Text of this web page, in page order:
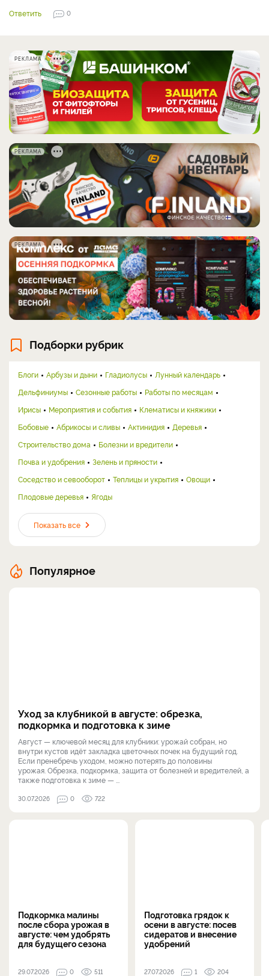
Ответить
0
РЕКЛАМА
РЕКЛАМА
РЕКЛАМА
Подборки рубрик
Блоги Арбузы и дыни Гладиолусы
Лунный календарь
Дельфиниумы
Сезонные работы
Работы по месяцам
Ирисы
Мероприятия и события
Клематисы и княжики
Бобовые
Абрикосы и сливы Актинидия
Деревья
Строительство дома
Болезни и вредители
Почва и удобрения
Зелень и пряности
Соседство и севооборот
Теплицы и укрытия
Овощи
Плодовые деревья
Ягоды
Показать все
Популярное
Уход за клубникой в августе: обрезка,
подкормка и подготовка к зиме
Август — ключевой месяц для клубники: урожай собран, но
внутри кустов идёт закладка цветочных почек на будущий год.
Если пренебречь уходом, можно потерять до половины
урожая. Обрезка, подкормка, защита от болезней и вредителей, а
также подготовка к зиме — ...
30.07.2026 0 722
Подкормка малины
после сбора урожая в
августе: чем удобрять
для будущего сезона
29.07.2026 0 511
Подготовка грядок к
осени в августе: посев
сидератов и внесение
удобрений
27.07.2026 1 204